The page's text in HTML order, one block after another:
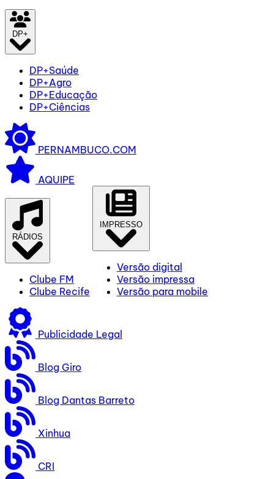
DP+
DP+Saúde
DP+Agro
DP+Educação
DP+Ciências
PERNAMBUCO.COM
AQUIPE
RÁDIOS
Clube FM
Clube Recife
IMPRESSO
Versão digital
Versão impressa
Versão para mobile
Publicidade Legal
Blog Giro
Blog Dantas Barreto
Xinhua
CRI